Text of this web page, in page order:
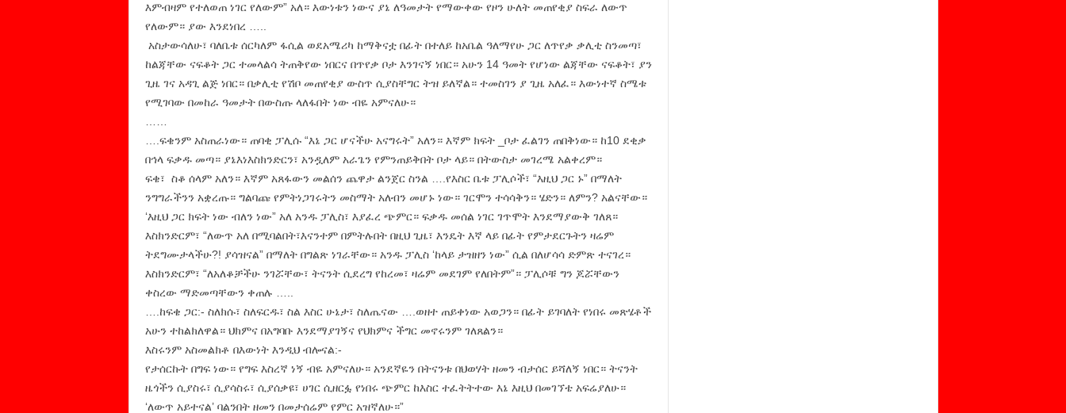
እምብዛም የተለወጠ ነገር የለውም” አለ። እውነቱን ነውና ያኔ ለዓመታት የማውቀው የዞን ሁለት መጠየቂያ ስፍራ ለውጥ
የለውም። ያው እንደነበረ …..
አስታውሳለሁ፣ ባለቤቱ ሰርካለም ፋሲል ወደአሜሪካ ከማቅናቷ በፊት በተለይ ከአቤል ዓለማየሁ ጋር ለጥየቃ ቃሊቲ ስንመጣ፣
ከልጃቸው ናፍቆት ጋር ተመላልሳ ትጠቅየው ነበርና በጥየቃ ቦታ እንገናኝ ነበር። አሁን 14 ዓመት የሆነው ልጃቸው ናፍቆት፣ ያን
ጊዜ ገና አዳጊ ልጅ ነበር። በቃሊቲ የሽቦ መጠየቂያ ውስጥ ሲያስቸግር ትዝ ይለኛል። ተመስገን ያ ጊዜ አለፈ። እውነተኛ ስሜቱ
የሚገባው በመከራ ዓመታት በውስጡ ላለፋበት ነው ብዬ አምናለሁ።
….ፍቄንም አስጠራነው። ጠባቂ ፓሊሱ “እኔ ጋር ሆናችሁ አናግሩት” አለን። እኛም ክፍት _ቦታ ፈልገን ጠበቅነው። ከ10 ደቂቃ
በኅላ ፍቃዱ መጣ። ያኔእነእስክንድርን፣ አንዷለም አራጌን የምንጠይቅበት ቦታ ላይ። በትውስታ መገረሜ አልቀረም።
ፍቄ፣ ስቆ ሰላም አለን። እኛም አጸፋውን መልሰን ጨዋታ ልንጀር ስንል ….የእስር ቤቱ ፓሊሶች፣ “እዚህ ጋር ኑ” በማለት
ንግግራችንን አቋረጡ። ግልባጩ የምትነጋገሩትን መስማት አለብን መሆኑ ነው። ገርሞን ተሳሳቅን። ሄድን። ለምን? አልናቸው።
‘እዚህ ጋር ክፍት ነው ብለን ነው” አለ አንዱ ፓሊስ፣ እያፈረ ጭምር። ፍቃዱ መሰል ነገር ገጥሞት እንደማያውቅ ገለጸ።
እስክንድርም፣ “ለውጥ አለ በሚባልበት፣እናንተም በምትሉበት በዚህ ጊዜ፣ እንዴት እኛ ላይ በፊት የምታደርጉትን ዛሬም
ትደግሙታላችሁ?! ያሳዝናል” በማለት በግልጽ ነገራቸው። አንዱ ፓሊስ ‘ከላይ ታዝዘን ነው” ሲል በለሆሳሳ ድምጽ ተናገረ።
እስክንድርም፣ “ለአለቆቻችሁ ንገሯቸው፣ ትናንት ሲደረግ የከረመ፣ ዛሬም መደገም የለበትም”። ፓሊሶቹ ግን ጆሯቸውን
ቀስረው ማድመጣቸውን ቀጠሉ …..
….ከፍቄ ጋር:- ስለክሱ፣ ስለፍርዱ፣ ስል እስር ሁኔታ፣ ስለጤናው ….ወዘተ ጠይቀነው አወጋን። በፊት ይገባለት የነበሩ መጽሄቶች
አሁን ተከልክለዋል። ህክምና በአግባቡ እንደማያገኝና የህክምና ችግር መኖሩንም ገለጸልን።
እስሩንም አስመልክቶ በእውነት እንዲህ ብሎናል:-
የታሰርኩት በግፍ ነው። የግፍ እስረኛ ነኝ ብዬ አምናለሁ። አንደኛዬን በትናንቱ በህወሃት ዘመን ብታሰር ይሻለኝ ነበር። ትናንት
ዜጎችን ሲያስሩ፣ ሲያሳስሩ፣ ሲያሰቃዩ፣ ሀገር ሲዘርፏ የነበሩ ጭምር ከእስር ተፈትትተው እኔ እዚህ በመገኘቴ አፍሬያለሁ።
‘ለውጥ አይተናል’ ባልንበት ዘመን በመታሰሬም የምር አዝኛለሁ።”